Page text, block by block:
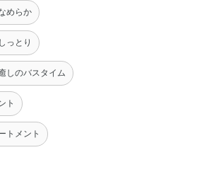
めらか
っとり
しのバスタイム
ト
トメント